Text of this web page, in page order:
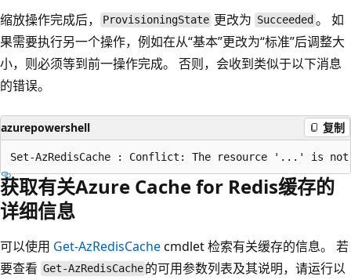
缩放操作完成后，
ProvisioningState 更改为 Succeeded 。 如
果需要执行另一个操作，例如在从“基本”更改为“标准”后调整大
小，则必须等到前一操作完成。 否则，会收到类似于以下消息
的错误。
azurepowershell 复制
获取有关Azure Cache for Redis缓存的
详细信息
可以使用 Get-AzRedisCachecmdlet 检索有关缓存的信息。 若
要查看 Get-AzRedisCache 的可用参数列表及其说明，请运行以